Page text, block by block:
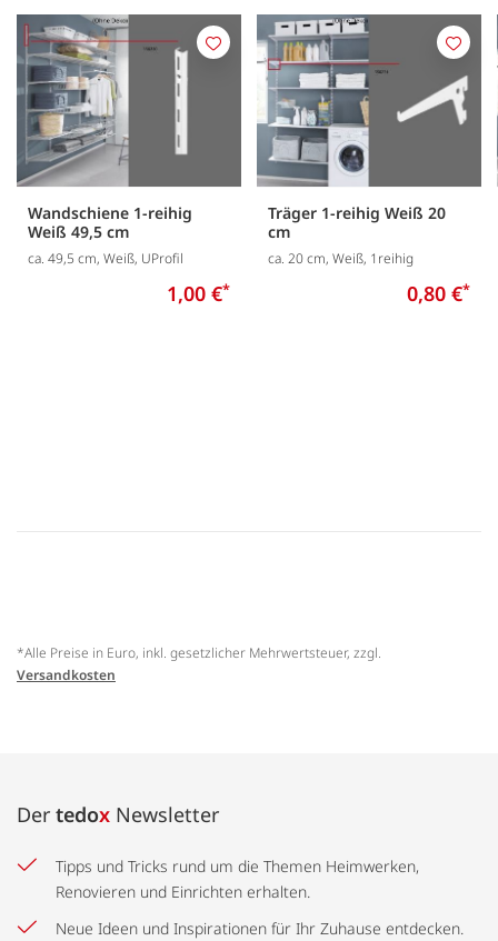
Wandschiene 1-reihig
Weiß 49,5 cm
ca. 49,5 cm, Weiß, UProfil
1,00 €*
Merken
Träger 1-reihig Weiß 20
cm
ca. 20 cm, Weiß, 1reihig
0,80 €*
*Alle Preise in Euro, inkl. gesetzlicher Mehrwertsteuer, zzgl.
Versandkosten
Der tedox Newsletter
Tipps und Tricks rund um die Themen Heimwerken,
Renovieren und Einrichten erhalten.
Neue Ideen und Inspirationen für Ihr Zuhause entdecken.